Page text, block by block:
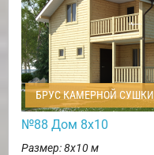
БРУС КАМЕРНОЙ СУШКИ
№88 Дом 8х10
Размер: 8х10 м